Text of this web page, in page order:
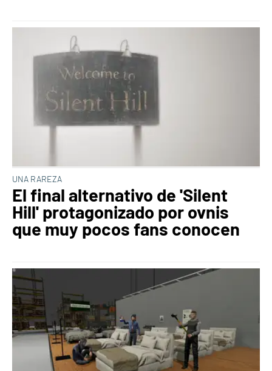
UNA RAREZA
El final alternativo de 'Silent
Hill' protagonizado por ovnis
que muy pocos fans conocen